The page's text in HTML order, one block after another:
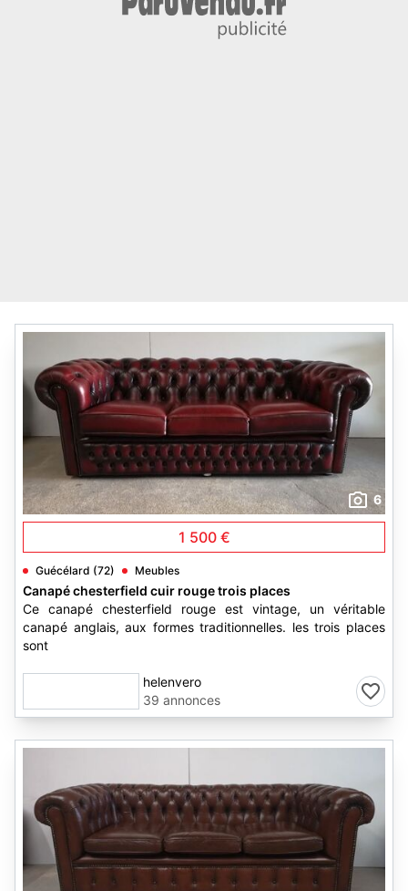
6
1 500 €
Guécélard (72) Meubles
Canapé chesterfield cuir rouge trois places
Ce canapé chesterfield rouge est vintage, un véritable
canapé anglais, aux formes traditionnelles. les trois places
sont
helenvero
39 annonces